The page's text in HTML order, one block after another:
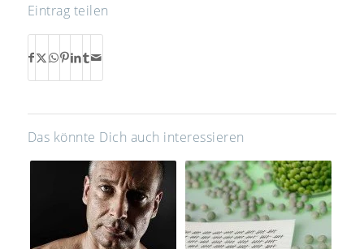
Eintrag teilen
Das könnte Dich auch interessieren